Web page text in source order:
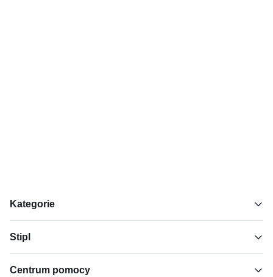
Kategorie
Stipl
Centrum pomocy